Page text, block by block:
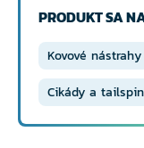
PRODUKT SA
Kovové nástrahy
Cikády a